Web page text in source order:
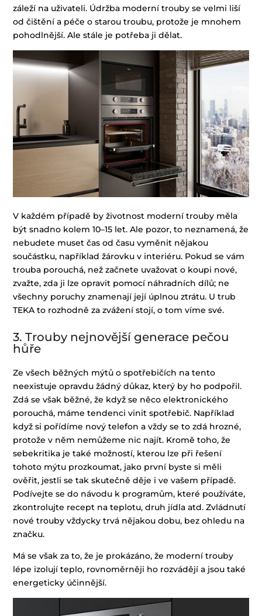
záleží na uživateli. Údržba moderní trouby se velmi liší
od čištění a péče o starou troubu, protože je mnohem
pohodlnější. Ale stále je potřeba ji dělat.
V každém případě by životnost moderní trouby měla
být snadno kolem 10–15 let. Ale pozor, to neznamená, že
nebudete muset čas od času vyměnit nějakou
součástku, například žárovku v interiéru. Pokud se vám
trouba porouchá, než začnete uvažovat o koupi nové,
zvažte, zda ji lze opravit pomocí náhradních dílů; ne
všechny poruchy znamenají její úplnou ztrátu. U trub
TEKA to rozhodně za zvážení stojí, o tom víme své.
3. Trouby nejnovější generace pečou
hůře
Ze všech běžných mýtů o spotřebičích na tento
neexistuje opravdu žádný důkaz, který by ho podpořil.
Zdá se však běžné, že když se něco elektronického
porouchá, máme tendenci vinit spotřebič. Například
když si pořídíme nový telefon a vždy se to zdá hrozné,
protože v něm nemůžeme nic najít. Kromě toho, že
sebekritika je také možností, kterou lze při řešení
tohoto mýtu prozkoumat, jako první byste si měli
ověřit, jestli se tak skutečně děje i ve vašem případě.
Podívejte se do návodu k programům, které používáte,
zkontrolujte recept na teplotu, druh jídla atd. Zvládnutí
nové trouby vždycky trvá nějakou dobu, bez ohledu na
značku.
Má se však za to, že je prokázáno, že moderní trouby
lépe izolují teplo, rovnoměrněji ho rozvádějí a jsou také
energeticky účinnější.